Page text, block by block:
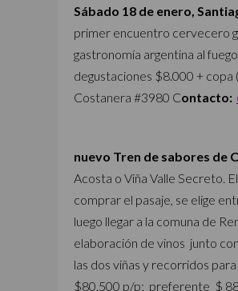
Sábado 18 de enero,
primer encuentro cervecero
gastronomía argentina al
degustaciones $8.000 +
Costanera #3980 Contacto:
nuevo Tren de sabores de
Acosta o Viña Valle Secreto.
comprar el pasaje, se elige
luego llegar a la comuna de
elaboración de vinos junto
las dos viñas y recorridos
$80.500 p/p; preferente $